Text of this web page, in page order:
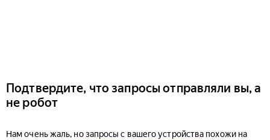
Подтвердите, что запросы отправляли вы, а
не робот
Нам очень жаль, но запросы с вашего устройства похожи на